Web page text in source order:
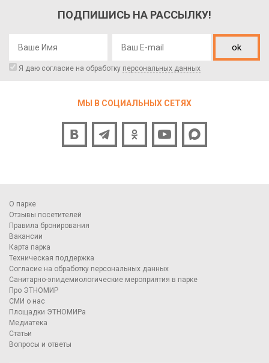
ПОДПИШИСЬ НА РАССЫЛКУ!
ok
Я даю согласие на обработку персональных данных
МЫ В СОЦИАЛЬНЫХ СЕТЯХ
О парке
Отзывы посетителей
Правила бронирования
Вакансии
Карта парка
Техническая поддержка
Согласие на обработку персональных данных
Санитарно-эпидемиологические мероприятия в парке
Про ЭТНОМИР
СМИ о нас
Площадки ЭТНОМИРа
Медиатека
Статьи
Вопросы и ответы